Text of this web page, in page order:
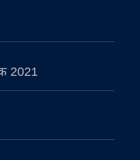
2021